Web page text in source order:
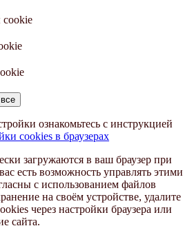
ознакомьтесь с инструкцией
cookies в браузерах
загружаются в ваш браузер при
есть возможность управлять этими
с использованием файлов
на своём устройстве, удалите
через настройки браузера или
сайта.